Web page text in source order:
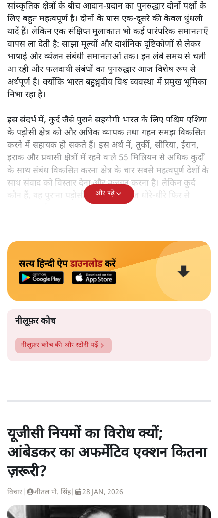
सांस्कृतिक क्षेत्रों के बीच आदान-प्रदान का पुनरुद्धार दोनों पक्षों के
लिए बहुत महत्वपूर्ण है। दोनों के पास एक-दूसरे की केवल धुंधली
यादें हैं। लेकिन एक संक्षिप्त मुलाकात भी कई पारंपरिक समानताएँ
वापस ला देती है: साझा मूल्यों और दार्शनिक दृष्टिकोणों से लेकर
भाषाई और व्यंजन संबंधी समानताओं तक। इन लंबे समय से चली
आ रही और फलदायी संबंधों का पुनरुद्धार आज विशेष रूप से
अर्थपूर्ण है। क्योंकि भारत बहुध्रुवीय विश्व व्यवस्था में प्रमुख भूमिका
निभा रहा है।
इस संदर्भ में, कुर्द जैसे पुराने सहयोगी भारत के लिए पश्चिम एशिया
के पड़ोसी क्षेत्र को और अधिक व्यापक तथा गहन समझ विकसित
करने में सहायक हो सकते हैं। इस अर्थ में, तुर्की, सीरिया, ईरान,
इराक और प्रवासी क्षेत्रों में रहने वाले 55 मिलियन से अधिक कुर्दों
के साथ संबंध विकसित करना क्षेत्र के चार सबसे महत्वपूर्ण देशों के
साथ संवाद को विस्तार देना और मजबूत करना है। लेकिन कुर्द
कौन हैं, यह पुराना पड़ोसी जिसे भारत आज धीरे-धीरे फिर से
और पढ़ें
सत्य हिन्दी ऐपडाउनलोडकरें
नीलूफ़र कोच
नीलूफ़र कोच की और स्टोरी पढ़ें
यूजीसी नियमों का विरोध क्यों;
आंबेडकर का अफर्मेटिव एक्शन कितना
ज़रूरी?
विचार शीतल पी. सिंह| 28 JAN, 2026